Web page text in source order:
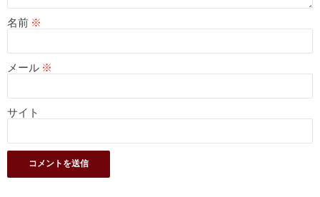
名前 ※
メール ※
サイト